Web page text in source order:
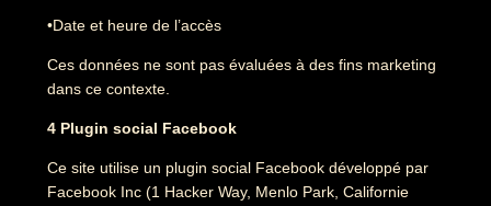
•Date et heure de l’accès
Ces données ne sont pas évaluées à des fins marketing
dans ce contexte.
4 Plugin social Facebook
Ce site utilise un plugin social Facebook développé par
Facebook Inc (1 Hacker Way, Menlo Park, Californie